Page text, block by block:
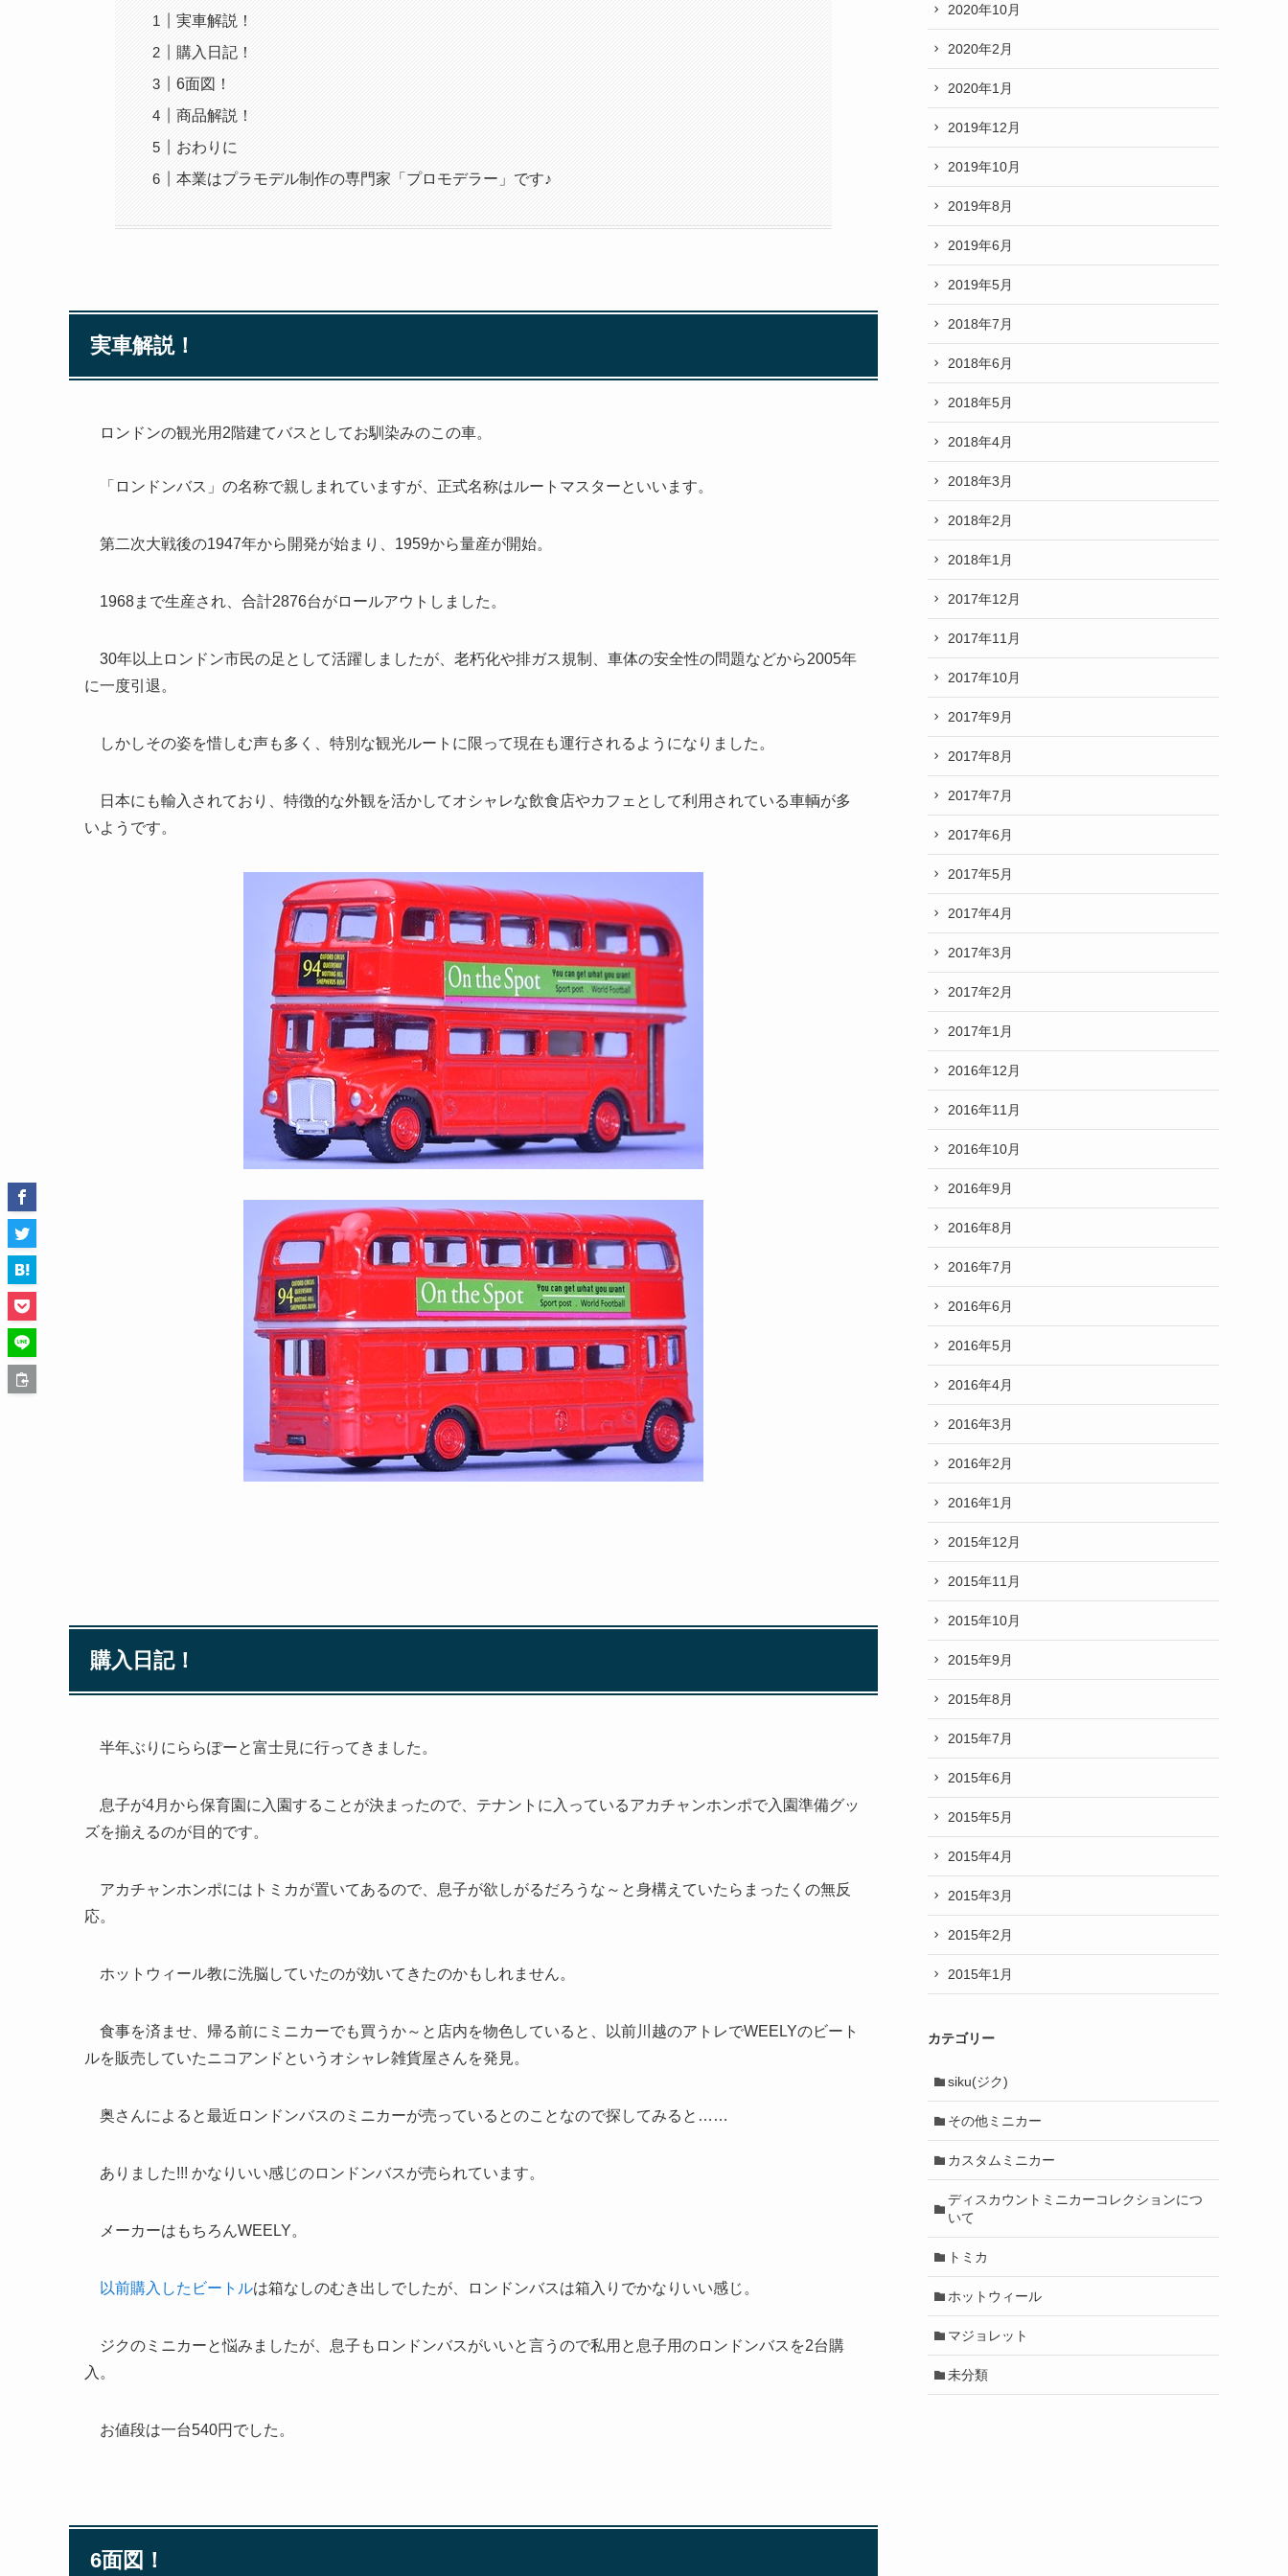
実車解説！
購入日記！
6面図！
商品解説！
おわりに
本業はプラモデル制作の専門家「プロモデラー」です♪
実車解説！
ロンドンの観光用2階建てバスとしてお馴染みのこの車。
「ロンドンバス」の名称で親しまれていますが、正式名称はルートマスターといいます。
第二次大戦後の1947年から開発が始まり、1959から量産が開始。
1968まで生産され、合計2876台がロールアウトしました。
30年以上ロンドン市民の足として活躍しましたが、老朽化や排ガス規制、車体の安全性の問題などから2005年
に一度引退。
しかしその姿を惜しむ声も多く、特別な観光ルートに限って現在も運行されるようになりました。
日本にも輸入されており、特徴的な外観を活かしてオシャレな飲食店やカフェとして利用されている車輌が多
いようです。
購入日記！
半年ぶりにららぽーと富士見に行ってきました。
息子が4月から保育園に入園することが決まったので、テナントに入っているアカチャンホンポで入園準備グッ
ズを揃えるのが目的です。
アカチャンホンポにはトミカが置いてあるので、息子が欲しがるだろうな～と身構えていたらまったくの無反
応。
ホットウィール教に洗脳していたのが効いてきたのかもしれません。
食事を済ませ、帰る前にミニカーでも買うか～と店内を物色していると、以前川越のアトレでWEELYのビート
ルを販売していたニコアンドというオシャレ雑貨屋さんを発見。
奥さんによると最近ロンドンバスのミニカーが売っているとのことなので探してみると……
ありました!!! かなりいい感じのロンドンバスが売られています。
メーカーはもちろんWEELY。
以前購入したビートルは箱なしのむき出しでしたが、ロンドンバスは箱入りでかなりいい感じ。
ジクのミニカーと悩みましたが、息子もロンドンバスがいいと言うので私用と息子用のロンドンバスを2台購
入。
お値段は一台540円でした。
6面図！
2020年10月
2020年2月
2020年1月
2019年12月
2019年10月
2019年8月
2019年6月
2019年5月
2018年7月
2018年6月
2018年5月
2018年4月
2018年3月
2018年2月
2018年1月
2017年12月
2017年11月
2017年10月
2017年9月
2017年8月
2017年7月
2017年6月
2017年5月
2017年4月
2017年3月
2017年2月
2017年1月
2016年12月
2016年11月
2016年10月
2016年9月
2016年8月
2016年7月
2016年6月
2016年5月
2016年4月
2016年3月
2016年2月
2016年1月
2015年12月
2015年11月
2015年10月
2015年9月
2015年8月
2015年7月
2015年6月
2015年5月
2015年4月
2015年3月
2015年2月
2015年1月
カテゴリー
siku(ジク)
その他ミニカー
カスタムミニカー
ディスカウントミニカーコレクションにつ
いて
トミカ
ホットウィール
マジョレット
未分類